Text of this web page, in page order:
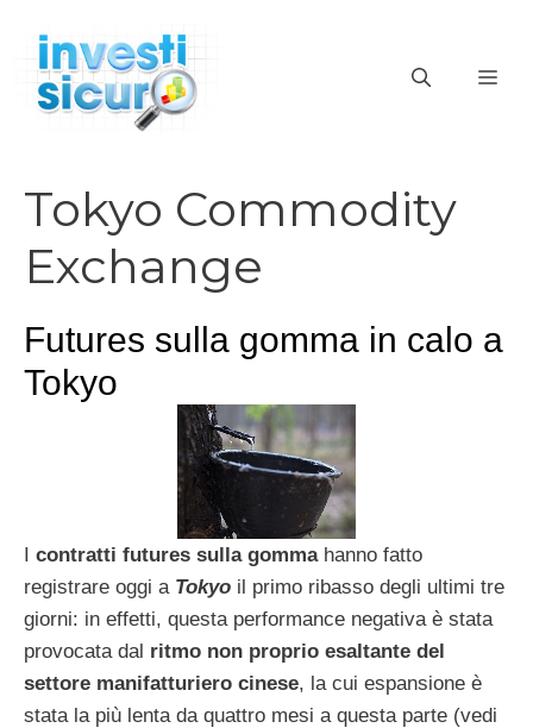
contenuto
Tokyo Commodity
Exchange
Futures sulla gomma in calo a
Tokyo
I contratti futures sulla gommahanno fatto
registrare oggi a Tokyo il primo ribasso degli ultimi tre
giorni: in effetti, questa performance negativa è stata
provocata dal ritmo non proprio esaltante del
settore manifatturiero cinese, la cui espansione è
stata la più lenta da quattro mesi a questa parte (vedi